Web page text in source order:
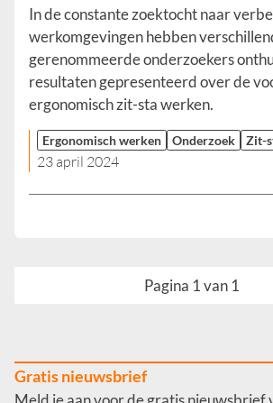
In de constante zoektocht naar
werkomgevingen hebben
gerenommeerde onderzoekers
resultaten gepresenteerd over de
ergonomisch zit-sta werken.
Ergonomisch werken Onderzoek Zit-
23 april 2024
Pagina 1 van 1
Gratis nieuwsbrief